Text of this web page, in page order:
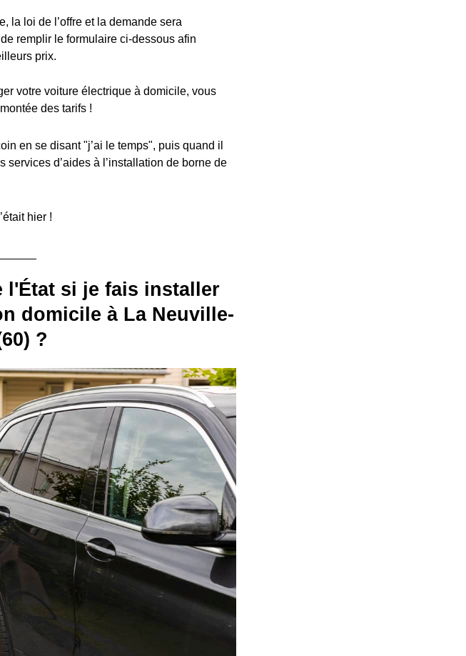
la loi de l’offre et la demande sera
remplir le formulaire ci-dessous afin
prix.
votre voiture électrique à domicile, vous
des tarifs !
en se disant "j’ai le temps", puis quand il
services d’aides à l’installation de borne de
hier !
l'État si je fais installer
domicile à La Neuville-
?